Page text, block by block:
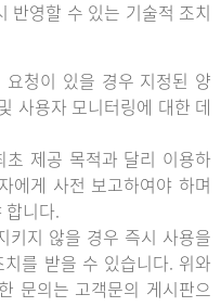
반영할 수 있는 기술적 조치
청이 있을 경우 지정된 양
사용자 모니터링에 대한 데
제공 목적과 달리 이용하
에게 사전 보고하여야 하며
합니다.
키지 않을 경우 즉시 사용을
를 받을 수 있습니다. 위와
문의는 고객문의 게시판으